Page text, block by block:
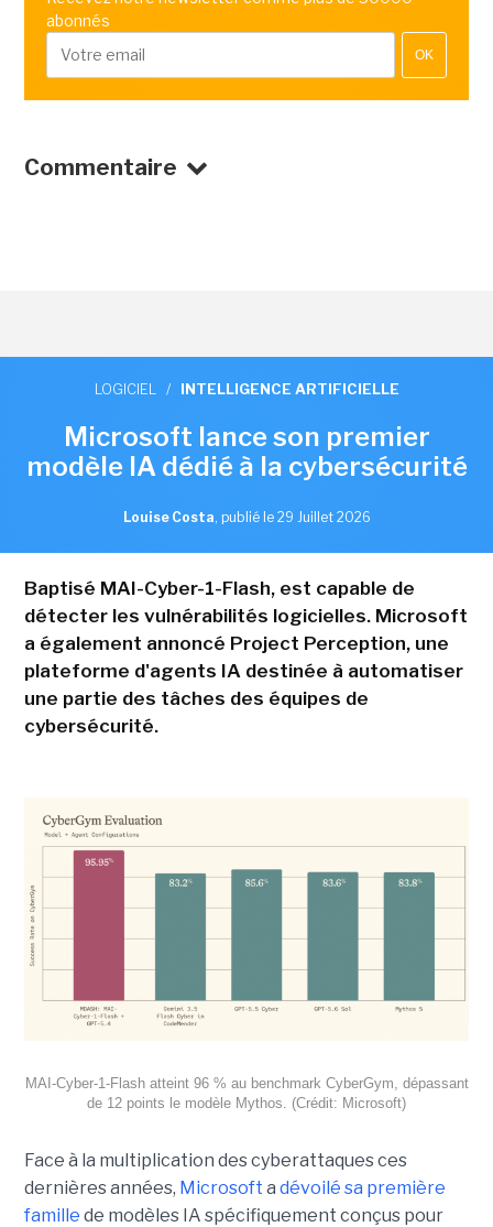
abonnés
OK
Commentaire
LOGICIEL / INTELLIGENCE ARTIFICIELLE
Microsoft lance son premier
modèle IA dédié à la cybersécurité
Louise Costa, publié le 29 Juillet 2026
Baptisé MAI-Cyber-1-Flash, est capable de
détecter les vulnérabilités logicielles. Microsoft
a également annoncé Project Perception, une
plateforme d'agents IA destinée à automatiser
une partie des tâches des équipes de
cybersécurité.
MAI-Cyber-1-Flash atteint 96 % au benchmark CyberGym, dépassant
de 12 points le modèle Mythos. (Crédit: Microsoft)
Face à la multiplication des cyberattaques ces
dernières années, Microsoft a dévoilé sa première
famille de modèles IA spécifiquement conçus pour